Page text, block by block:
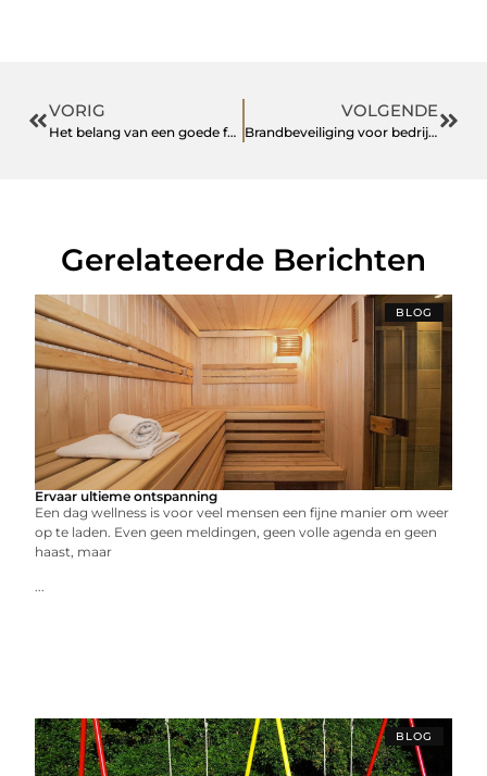
VORIG
Het belang van een goede fundering bij elk bouwproject
VOLGENDE
Brandbeveiliging voor bedrijven
Gerelateerde Berichten
BLOG
Ervaar ultieme ontspanning
Een dag wellness is voor veel mensen een fijne manier om weer
op te laden. Even geen meldingen, geen volle agenda en geen
haast, maar
...
BLOG